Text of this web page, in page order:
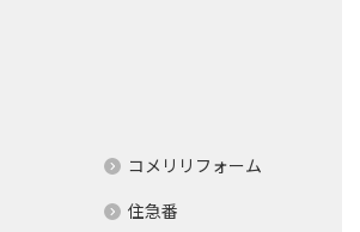
コメリリフォーム
住急番